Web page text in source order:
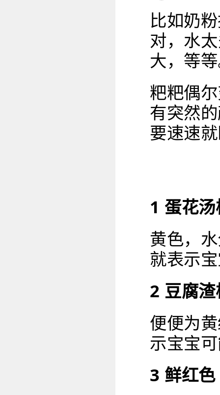
比如奶
对，水
大，等
粑粑偶
有突然
要速速
1 蛋花
黄色，
就表示
2 豆腐渣
便便为
示宝宝
3 鲜红色